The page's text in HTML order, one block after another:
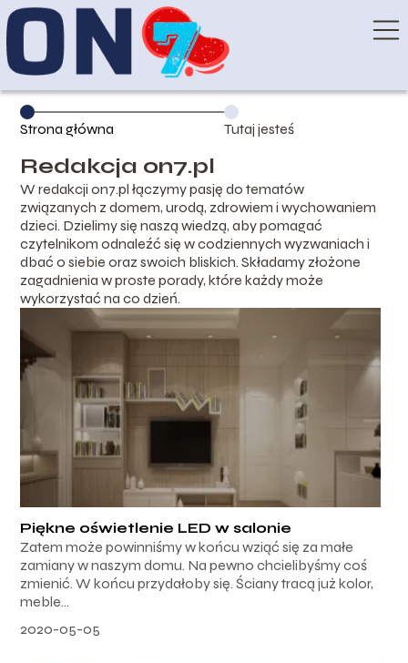
Strona główna Tutaj jesteś
Redakcja on7.pl
W redakcji on7.pl łączymy pasję do tematów
związanych z domem, urodą, zdrowiem i wychowaniem
dzieci. Dzielimy się naszą wiedzą, aby pomagać
czytelnikom odnaleźć się w codziennych wyzwaniach i
dbać o siebie oraz swoich bliskich. Składamy złożone
zagadnienia w proste porady, które każdy może
wykorzystać na co dzień.
Piękne oświetlenie LED w salonie
Zatem może powinniśmy w końcu wziąć się za małe
zamiany w naszym domu. Na pewno chcielibyśmy coś
zmienić. W końcu przydałoby się. Ściany tracą już kolor,
meble...
2020-05-05